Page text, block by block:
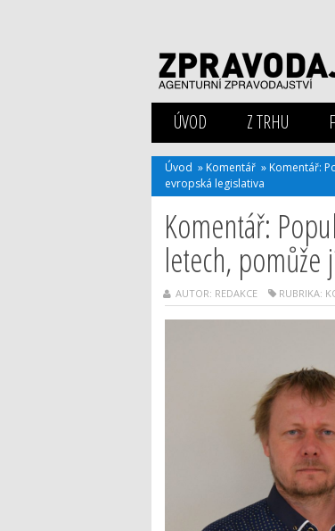
ÚVOD Z TRHU
Úvod » Komentář » Komentář:
evropská legislativa
Komentář:
letech, pomůže
AUTOR: REDAKCE RUBRIKA: